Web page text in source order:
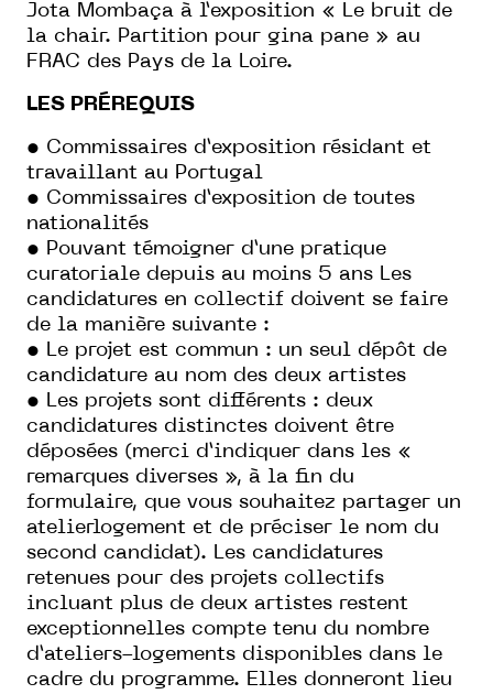
Jota Mombaça à l’exposition « Le bruit de
la chair. Partition pour gina pane » au
FRAC des Pays de la Loire.
LES PRÉREQUIS
• Commissaires d’exposition résidant et
travaillant au Portugal
• Commissaires d’exposition de toutes
nationalités
• Pouvant témoigner d’une pratique
curatoriale depuis au moins 5 ans Les
candidatures en collectif doivent se faire
de la manière suivante :
• Le projet est commun : un seul dépôt de
candidature au nom des deux artistes
• Les projets sont différents : deux
candidatures distinctes doivent être
déposées (merci d’indiquer dans les «
remarques diverses », à la fin du
formulaire, que vous souhaitez partager un
atelierlogement et de préciser le nom du
second candidat). Les candidatures
retenues pour des projets collectifs
incluant plus de deux artistes restent
exceptionnelles compte tenu du nombre
d’ateliers-logements disponibles dans le
cadre du programme. Elles donneront lieu